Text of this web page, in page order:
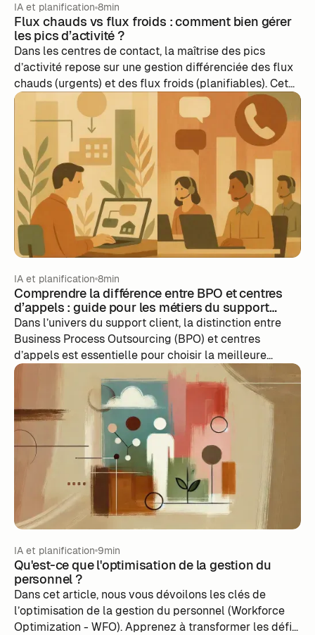
IA et planification 8min
Flux chauds vs flux froids : comment bien gérer
les pics d’activité ?
Dans les centres de contact, la maîtrise des pics
d’activité repose sur une gestion différenciée des flux
chauds (urgents) et des flux froids (planifiables). Cet
article analyse les enjeux opérationnels liés à ces flux
et explique comment une solution basée sur l'IA,
comme m-work, permet d'anticiper, de planifier et de
réagir efficacement, en optimisant à la fois la qualité
de service et la performance des équipes.
IA et planification 8min
Comprendre la différence entre BPO et centres
d’appels : guide pour les métiers du support
client
Dans l’univers du support client, la distinction entre
Business Process Outsourcing (BPO) et centres
d’appels est essentielle pour choisir la meilleure
stratégie d’organisation. Cet article clarifie les
différences entre ces deux approches, présente leurs
avantages respectifs et explique comment une
solution de gestion des effectifs comme m-work
permet d’orchestrer efficacement la collaboration
entre équipes internes et externalisées.
IA et planification 9min
Qu'est-ce que l'optimisation de la gestion du
personnel ?
Dans cet article, nous vous dévoilons les clés de
l’optimisation de la gestion du personnel (Workforce
Optimization - WFO). Apprenez à transformer les défis